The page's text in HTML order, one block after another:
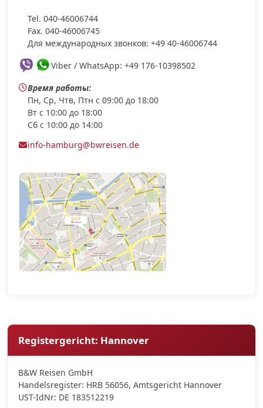
Tel. 040-46006744
Fax. 040-46006745
Для международных звонков: +49 40-46006744
Viber / WhatsApp: +49 176-10398502
Время работы:
Пн, Ср, Чтв, Птн с 09:00 до 18:00
Вт с 10:00 до 18:00
Сб с 10:00 до 14:00
info-hamburg@bwreisen.de
Registergericht: Hannover
B&W Reisen GmbH
Handelsregister: HRB 56056, Amtsgericht Hannover
UST-IdNr: DE 183512219